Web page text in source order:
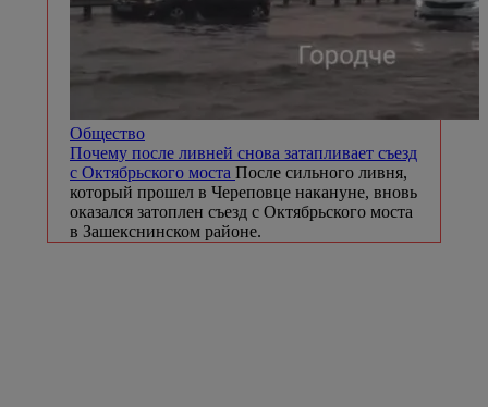
Общество
Почему после ливней снова затапливает съезд
с Октябрьского моста После сильного ливня,
который прошел в Череповце накануне, вновь
оказался затоплен съезд с Октябрьского моста
в Зашекснинском районе.